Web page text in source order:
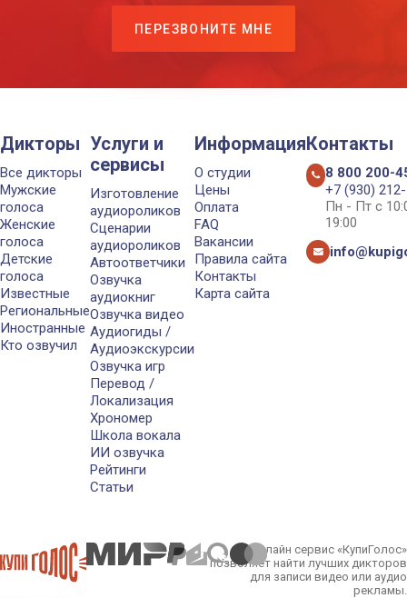
ПЕРЕЗВОНИТЕ МНЕ
Дикторы
Все дикторы
Мужские
голоса
Женские
голоса
Детские
голоса
Известные
Региональные
Иностранные
Кто озвучил
Услуги и
сервисы
Изготовление
аудиороликов
Сценарии
аудиороликов
Автоответчики
Озвучка
аудиокниг
Озвучка видео
Аудиогиды /
Аудиоэкскурсии
Озвучка игр
Перевод /
Локализация
Хрономер
Школа вокала
ИИ озвучка
Рейтинги
Статьи
Информация
О студии
Цены
Оплата
FAQ
Вакансии
Правила сайта
Контакты
Карта сайта
Контакты
8 800 200-
+7 (930)
Пн - Пт с
19:00
Онлайн сервис «КупиГолос»
позволяет найти лучших дикторов
для записи видео или аудио
рекламы.